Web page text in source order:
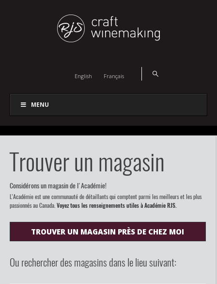
English Français
MENU
Trouver un magasin
Considérons un magasin de l'Académie!
L’Académie est une communauté de détaillants qui comptent parmi les meilleurs et les plus
passionnés au Canada. Voyez tous les renseignements utiles à Académie RJS.
TROUVER UN MAGASIN PRÈS DE CHEZ MOI
Ou rechercher des magasins dans le lieu suivant: